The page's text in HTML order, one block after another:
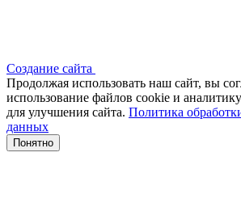
Создание сайта
Продолжая использовать наш сайт, вы
использование файлов сооkіе и
для улучшения сайта. Политика
данных
Понятно